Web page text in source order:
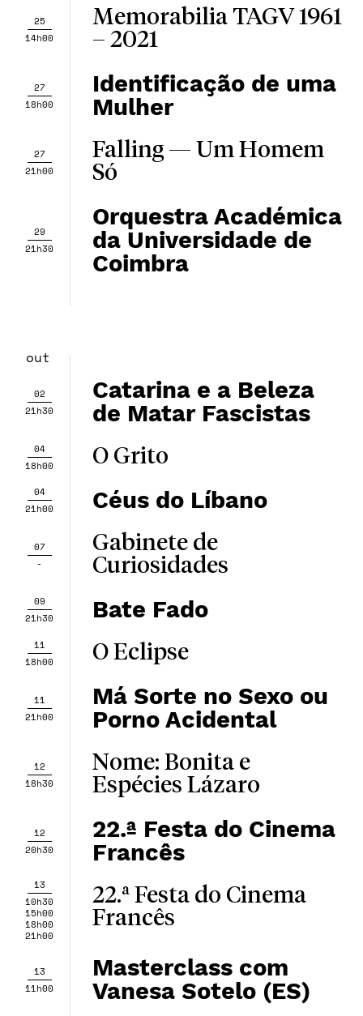
25
14h00
Memorabilia TAGV 1961
– 2021
27
18h00
Identificação de uma
Mulher
27
21h00
Falling — Um Homem
Só
29
21h30
Orquestra Académica
da Universidade de
Coimbra
out
02
21h30
Catarina e a Beleza
de Matar Fascistas
04
18h00
O Grito
04
21h00
Céus do Líbano
07
-
Gabinete de
Curiosidades
09
21h30
Bate Fado
11
18h00
O Eclipse
11
21h00
Má Sorte no Sexo ou
Porno Acidental
12
18h30
Nome: Bonita e
Espécies Lázaro
12
20h30
22.ª Festa do Cinema
Francês
13
10h30
15h00
18h00
21h00
22.ª Festa do Cinema
Francês
13
11h00
Masterclass com
Vanesa Sotelo (ES)